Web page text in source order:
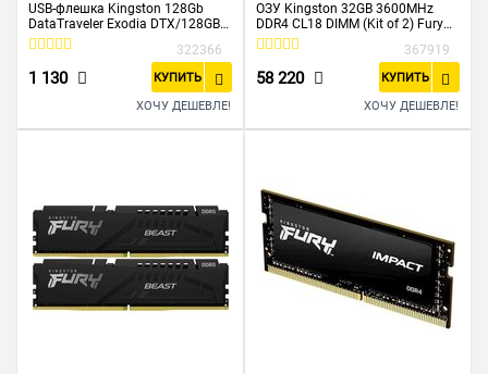
USB-флешка Kingston 128Gb
DataTraveler Exodia DTX/128GB
USB3.1 черный/желтый
322366
1 130 КУПИТЬ
ХОЧУ ДЕШЕВЛЕ!
ОЗУ Kingston 32GB 3600MHz
DDR4 CL18 DIMM (Kit of 2) Fury
Beast Black KF436C18BBK2/32
367919
58 220 КУПИТЬ
ХОЧУ ДЕШЕВЛЕ!